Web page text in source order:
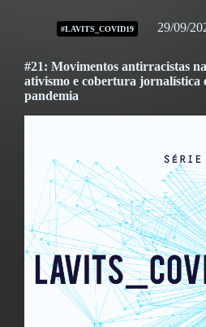
#LAVITS_COVID19 29/09/
#21: Movimentos antirracistas
ativismo e cobertura jornalística
pandemia